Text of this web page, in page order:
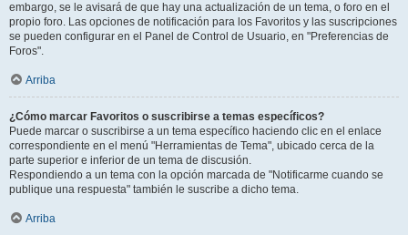
embargo, se le avisará de que hay una actualización de un tema, o foro en el
propio foro. Las opciones de notificación para los Favoritos y las suscripciones
se pueden configurar en el Panel de Control de Usuario, en "Preferencias de
Foros".
Arriba
¿Cómo marcar Favoritos o suscribirse a temas específicos?
Puede marcar o suscribirse a un tema específico haciendo clic en el enlace
correspondiente en el menú "Herramientas de Tema", ubicado cerca de la
parte superior e inferior de un tema de discusión.
Respondiendo a un tema con la opción marcada de "Notificarme cuando se
publique una respuesta" también le suscribe a dicho tema.
Arriba